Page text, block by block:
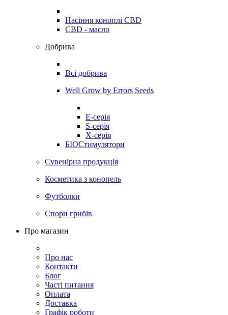
Насіння коноплі CBD
CBD - масло
Добрива
Всі добрива
Well Grow by Errors Seeds
E-серія
S-серія
X-серія
БІОСтимулятори
Сувенірна продукція
Косметика з конопель
Футболки
Спори грибів
Про магазин
Про нас
Контакти
Блог
Часті питання
Оплата
Доставка
Графік роботи